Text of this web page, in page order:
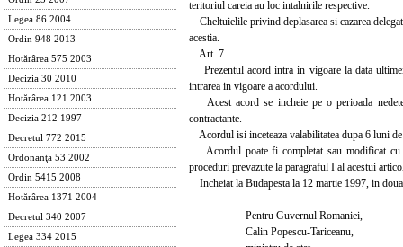
Legea 86 2004
Ordin 948 2013
Hotărârea 575 2003
Decizia 30 2010
Hotărârea 121 2003
Decizia 212 1997
Decretul 772 2015
Ordonanţa 53 2002
Ordin 5415 2008
Hotărârea 1371 2004
Decretul 340 2007
Legea 334 2015
teritoriul careia au loc intalnirile respective.
Cheltuielile privind deplasarea si cazarea
acestia.
Art. 7
Prezentul acord intra in vigoare la data
intrarea in vigoare a acordului.
Acest acord se incheie pe o perioada
contractante.
Acordul isi inceteaza valabilitatea dupa 6 luni
Acordul poate fi completat sau modificat cu
proceduri prevazute la paragraful I al acestui
Incheiat la Budapesta la 12 martie 1997, in
Pentru Guvernul Romaniei,
Calin Popescu-Tariceanu,